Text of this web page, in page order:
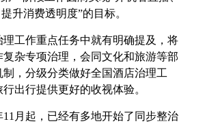
升消费透明度”的目标。
理工作重点任务中就有明确提及，将
杂专项治理，会同文化和旅游等部
制，分级分类做好全国酒店治理工
出行提供更好的收视体验。
11月起，已经有多地开始了同步整治